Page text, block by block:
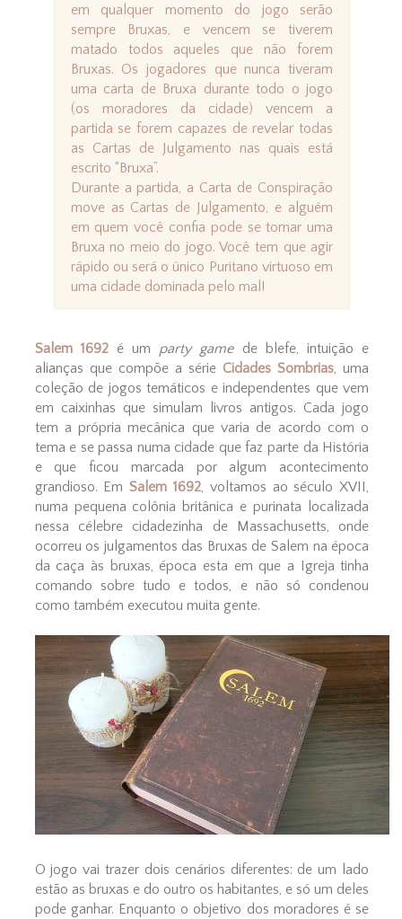
em qualquer momento do jogo serão
sempre Bruxas, e vencem se tiverem
matado todos aqueles que não forem
Bruxas. Os jogadores que nunca tiveram
uma carta de Bruxa durante todo o jogo
(os moradores da cidade) vencem a
partida se forem capazes de revelar todas
as Cartas de Julgamento nas quais está
escrito “Bruxa”.
Durante a partida, a Carta de Conspiração
move as Cartas de Julgamento, e alguém
em quem você confia pode se tornar uma
Bruxa no meio do jogo. Você tem que agir
rápido ou será o único Puritano virtuoso em
uma cidade dominada pelo mal!
Salem 1692é um party gamede blefe, intuição e
alianças que compõe a série Cidades Sombrias, uma
coleção de jogos temáticos e independentes que vem
em caixinhas que simulam livros antigos. Cada jogo
tem a própria mecânica que varia de acordo com o
tema e se passa numa cidade que faz parte da História
e que ficou marcada por algum acontecimento
grandioso. EmSalem 1692, voltamos ao século XVII,
numa pequena colônia britânica e purinata localizada
nessa célebre cidadezinha de Massachusetts, onde
ocorreu os julgamentos das Bruxas de Salem na época
da caça às bruxas, época esta em que a Igreja tinha
comando sobre tudo e todos, e não só condenou
como também executou muita gente.
O jogo vai trazer dois cenários diferentes: de um lado
estão as bruxas e do outro os habitantes, e só um deles
pode ganhar. Enquanto o objetivo dos moradores é se